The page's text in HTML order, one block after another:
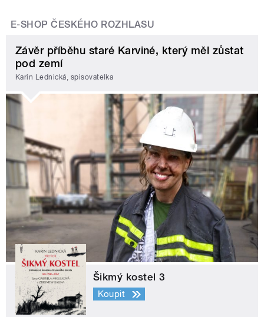
E-SHOP ČESKÉHO ROZHLASU
Závěr příběhu staré Karviné, který měl zůstat
pod zemí
Karin Lednická, spisovatelka
Šikmý kostel 3
Koupit